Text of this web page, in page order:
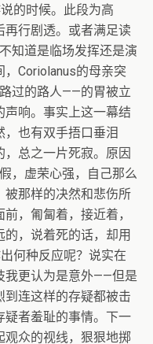
的时候。此段为高
再行剧透。或者满足读
知道是临场发挥还是演
Coriolanus的母亲突
过的路人——的胃被立
声响。事实上这一幕结
也有双手捂口垂泪
总之一片死寂。原因
，虚荣心强，自己那么
被那样的决然和悲伤所
，匍匐着，接近着，
，说着死的话，却用
何种反应呢？说实在
我更认为是意外——但是
到连这样的存疑都被击
疑者羞耻的事情。下一
众的视线，狠狠地掷